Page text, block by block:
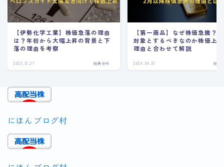
【伊勢化学工業】株価急落の理由
は？年初から大幅上昇の背景と下
落の理由を考察
2023.12.27 銘柄分析
【第一商品】なぜ株価急騰？
対象とするべきなのか株価上
理由と合わせて解説
2024.04.01 銘柄
にほんブログ村